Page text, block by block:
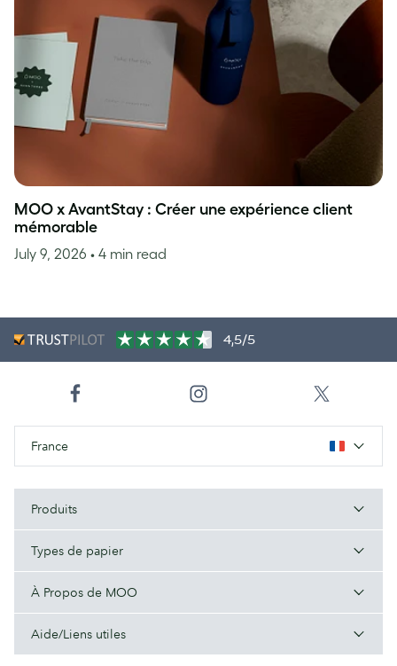
MOO x AvantStay : Créer une expérience client
mémorable
July 9, 2026 • 4 min read
4,5/5
France
Produits
Types de papier
À Propos de MOO
Aide/Liens utiles